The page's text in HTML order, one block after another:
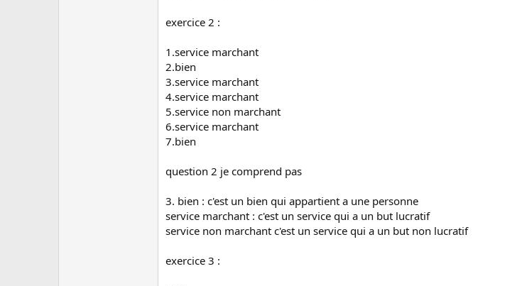
exercice 2 :
1.service marchant
2.bien
3.service marchant
4.service marchant
5.service non marchant
6.service marchant
7.bien
question 2 je comprend pas
3. bien : c'est un bien qui appartient a une personne
service marchant : c'est un service qui a un but lucratif
service non marchant c'est un service qui a un but non lucratif
exercice 3 :